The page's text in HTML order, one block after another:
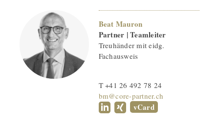
Beat Mauron
Partner | Teamleiter
Treuhänder mit eidg.
Fachausweis
T +41 26 492 78 24
bm@core-partner.ch
vCard